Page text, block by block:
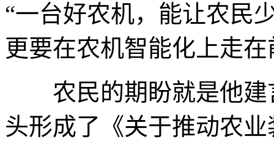
“一台好农机，能让农民
更要在农机智能化上走
农民的期盼就是他建
头形成了《关于推动农